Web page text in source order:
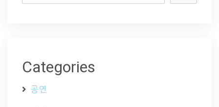
Categories
공연